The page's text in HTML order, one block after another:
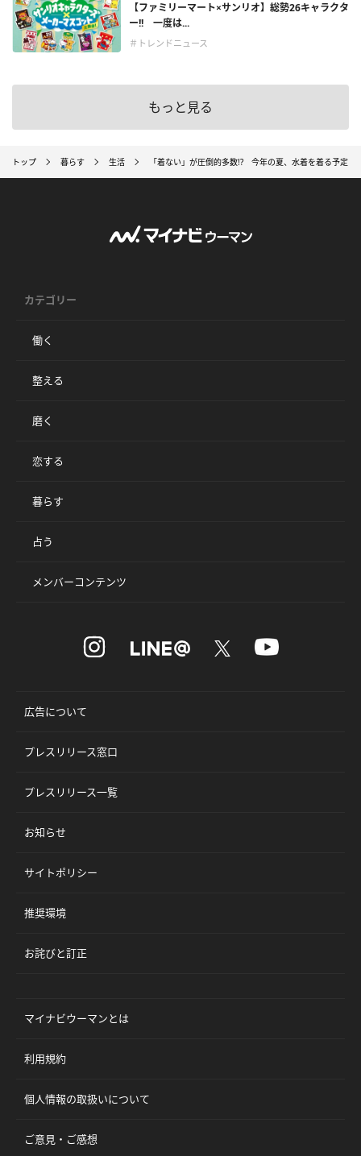
【ファミリーマート×サンリオ】総勢26キャラクタ
ー!! 一度は...
＃トレンドニュース
もっと見る
トップ 暮らす 生活 「着ない」が圧倒的多数!? 今年の夏、水着を着る予定は
カテゴリー
働く
整える
磨く
恋する
暮らす
占う
メンバーコンテンツ
広告について
プレスリリース窓口
プレスリリース一覧
お知らせ
サイトポリシー
推奨環境
お詫びと訂正
マイナビウーマンとは
利用規約
個人情報の取扱いについて
ご意見・ご感想